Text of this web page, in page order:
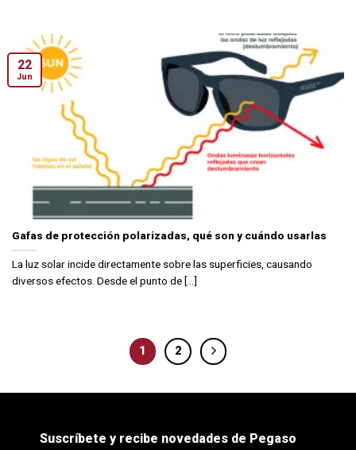
Gafas de protección polarizadas, qué son y cuándo usarlas
La luz solar incide directamente sobre las superficies, causando
diversos efectos. Desde el punto de [...]
22
Jun
1 2
Suscríbete y recibe novedades de Pegaso